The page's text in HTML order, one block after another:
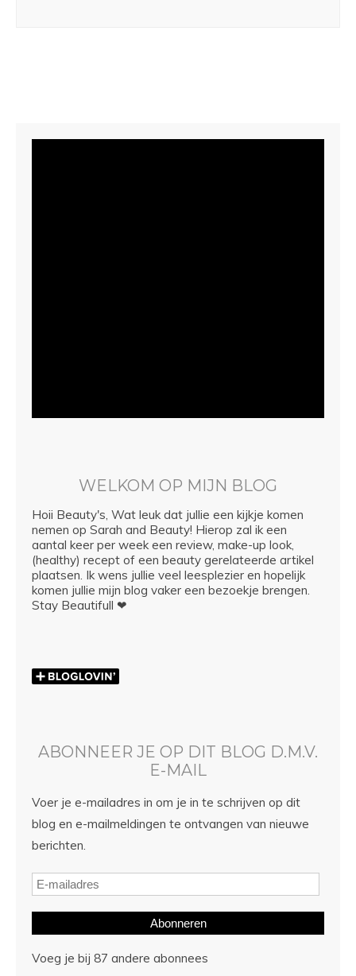
WELKOM OP MIJN BLOG
Hoii Beauty's, Wat leuk dat jullie een kijkje komen
nemen op Sarah and Beauty! Hierop zal ik een
aantal keer per week een review, make-up look,
(healthy) recept of een beauty gerelateerde artikel
plaatsen. Ik wens jullie veel leesplezier en hopelijk
komen jullie mijn blog vaker een bezoekje brengen.
Stay Beautifull ❤
ABONNEER JE OP DIT BLOG D.M.V.
E-MAIL
Voer je e-mailadres in om je in te schrijven op dit
blog en e-mailmeldingen te ontvangen van nieuwe
berichten.
Abonneren
Voeg je bij 87 andere abonnees